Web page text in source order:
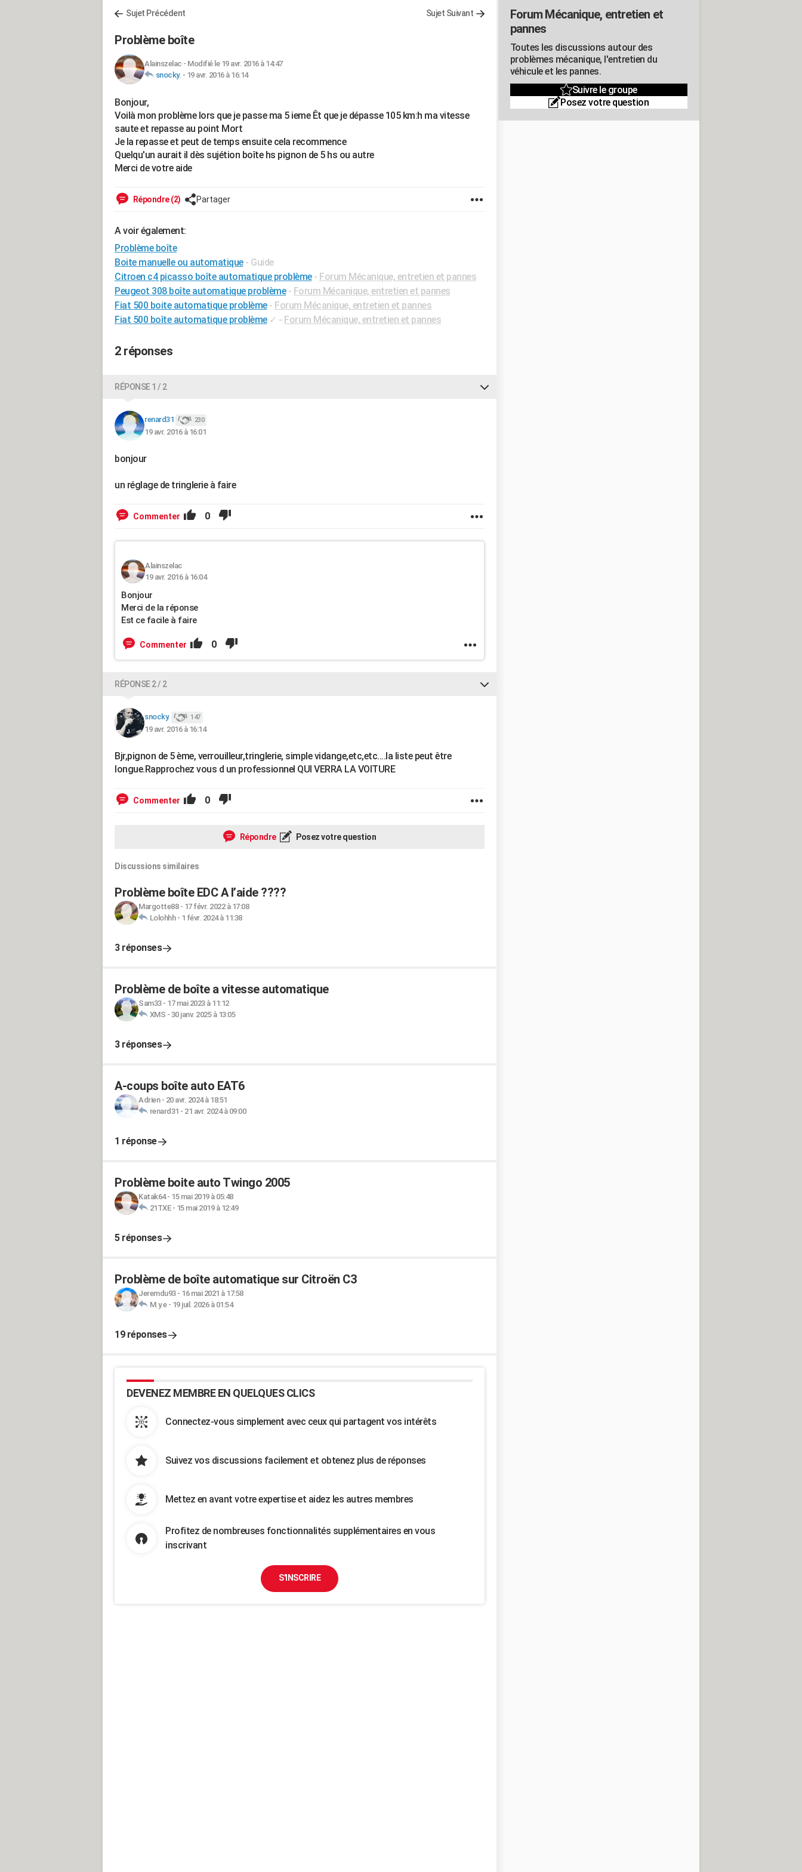
Sujet Précédent Sujet Suivant
Problème boîte
Alainszelac - Modifié le 19 avr. 2016 à 14:47
snocky. - 19 avr. 2016 à 16:14
Bonjour,
Voilà mon problème lors que je passe ma 5 ieme Êt que je dépasse 105 km:h ma vitesse
saute et repasse au point Mort
Je la repasse et peut de temps ensuite cela recommence
Quelqu'un aurait il dès sujétion boîte hs pignon de 5 hs ou autre
Merci de votre aide
Répondre (2) Partager
A voir également:
Problème boîte
Boite manuelle ou automatique - Guide
Citroen c4 picasso boîte automatique problème - Forum Mécanique, entretien et pannes
Peugeot 308 boîte automatique problème - Forum Mécanique, entretien et pannes
Fiat 500 boite automatique problème - Forum Mécanique, entretien et pannes
Fiat 500 boîte automatique problème ✓ - Forum Mécanique, entretien et pannes
2 réponses
RÉPONSE 1 / 2
renard31 230
19 avr. 2016 à 16:01
bonjour
un réglage de tringlerie à faire
Commenter 0
Alainszelac
19 avr. 2016 à 16:04
Bonjour
Merci de la réponse
Est ce facile à faire
Commenter 0
RÉPONSE 2 / 2
snocky. 147
19 avr. 2016 à 16:14
Bjr,pignon de 5 ème, verrouilleur,tringlerie, simple vidange,etc,etc....la liste peut être
longue.Rapprochez vous d un professionnel QUI VERRA LA VOITURE
Commenter 0
Répondre Posez votre question
Discussions similaires
Problème boîte EDC A l’aide ????
Margotte88- 17 févr. 2022 à 17:08
Lolohhh- 1 févr. 2024 à 11:38
3 réponses
Problème de boîte a vitesse automatique
Sam33- 17 mai 2023 à 11:12
XMS - 30 janv. 2025 à 13:05
3 réponses
A-coups boîte auto EAT6
Adrien- 20 avr. 2024 à 18:51
renard31 - 21 avr. 2024 à 09:00
1 réponse
Problème boite auto Twingo 2005
Katak64- 15 mai 2019 à 05:48
21TXE- 15 mai 2019 à 12:49
5 réponses
Problème de boîte automatique sur Citroën C3
Jeremdu93- 16 mai 2021 à 17:58
M.y.e- 19 juil. 2026 à 01:54
19 réponses
DEVENEZ MEMBRE EN QUELQUES CLICS
Connectez-vous simplement avec ceux qui partagent vos intérêts
Suivez vos discussions facilement et obtenez plus de réponses
Mettez en avant votre expertise et aidez les autres membres
Profitez de nombreuses fonctionnalités supplémentaires en vous
inscrivant
S'INSCRIRE
Forum Mécanique, entretien et
pannes
Toutes les discussions autour des
problèmes mécanique, l'entretien du
véhicule et les pannes.
Suivre le groupe
Posez votre question